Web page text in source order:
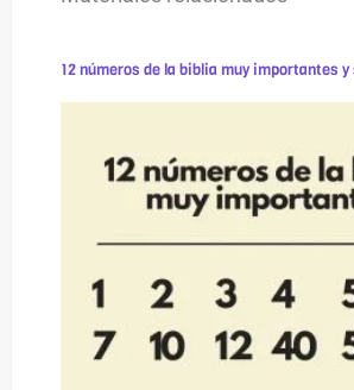
12 números de la biblia muy importantes